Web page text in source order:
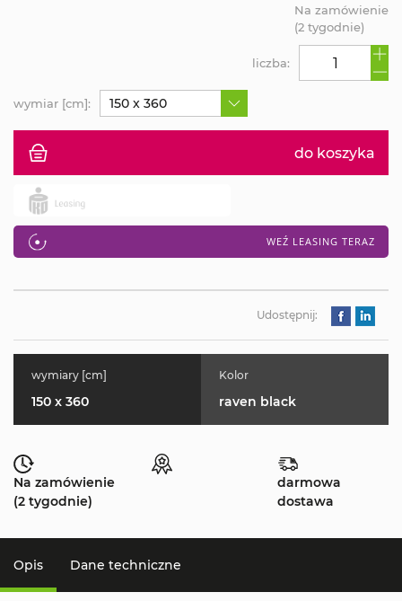
do koszyka
WEŹ LEASING TERAZ
liczba:
Na zamówienie
(2 tygodnie)
wymiar [cm]: 150 x 360
Udostępnij:
wymiary [cm]
150 x 360
Kolor
raven black
Na zamówienie
(2 tygodnie)
darmowa
dostawa
Opis Dane techniczne